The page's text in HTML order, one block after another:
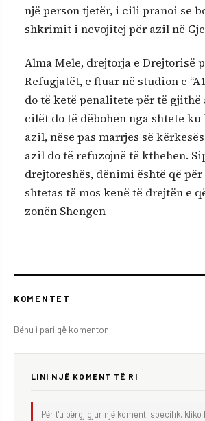
një person tjetër, i cili pranoi se
shkrimit i nevojitej për azil në
Alma Mele, drejtorja e Drejtorisë
Refugjatët, e ftuar në studion e
do të ketë penalitete për të gjithë
cilët do të dëbohen nga shtete
azil, nëse pas marrjes së
azil do të refuzojnë të kthehen.
drejtoreshës, dënimi është që
shtetas të mos kenë të drejtën e
zonën Shengen
KOMENTET
Bëhu i pari që komenton!
LINI NJË KOMENT TË RI
Për t'u përgjigjur një komenti specifik, kliko